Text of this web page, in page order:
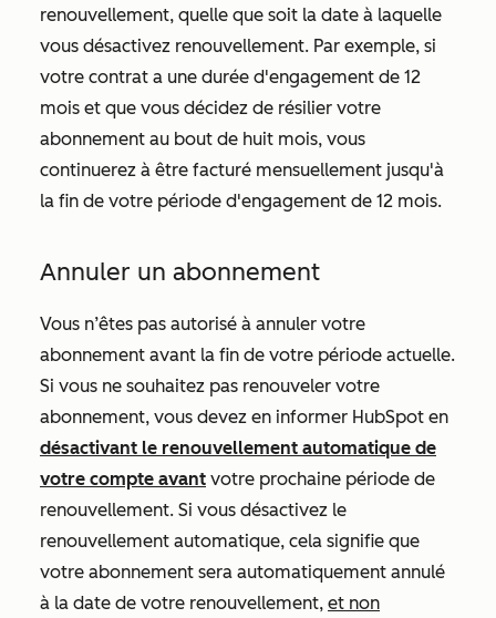
renouvellement, quelle que soit la date à laquelle
vous désactivez renouvellement. Par exemple, si
votre contrat a une durée d'engagement de 12
mois et que vous décidez de résilier votre
abonnement au bout de huit mois, vous
continuerez à être facturé mensuellement jusqu'à
la fin de votre période d'engagement de 12 mois.
Annuler un abonnement
Vous n’êtes pas autorisé à annuler votre
abonnement avant la fin de votre période actuelle.
Si vous ne souhaitez pas renouveler votre
abonnement, vous devez en informer HubSpot en
désactivant le renouvellement automatique de
votre compte avant votre prochaine période de
renouvellement. Si vous désactivez le
renouvellement automatique, cela signifie que
votre abonnement sera automatiquement annulé
à la date de votre renouvellement, et non